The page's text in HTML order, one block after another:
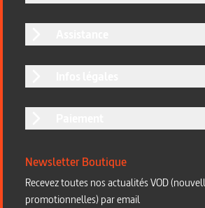
Newsletter Boutique
Recevez toutes nos actualités VOD
promotionnelles) par email